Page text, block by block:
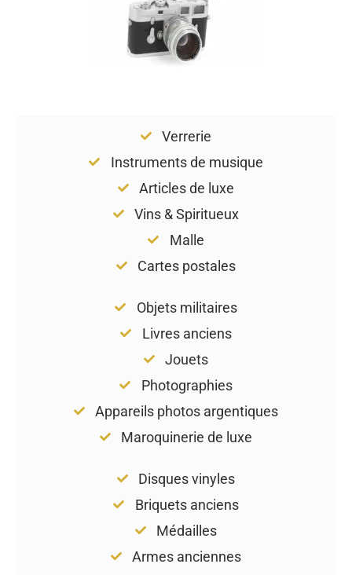
Verrerie
Instruments de musique
Articles de luxe
Vins & Spiritueux
Malle
Cartes postales
Objets militaires
Livres anciens
Jouets
Photographies
Appareils photos argentiques
Maroquinerie de luxe
Disques vinyles
Briquets anciens
Médailles
Armes anciennes